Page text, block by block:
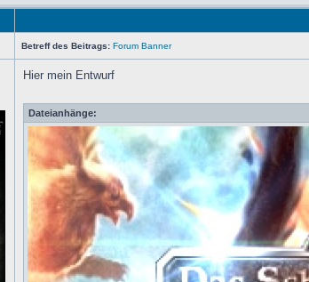
Betreff des Beitrags: Forum Banner
Hier mein Entwurf
Dateianhänge: